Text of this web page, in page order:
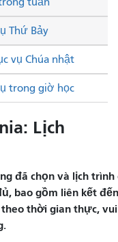
Thứ Bảy
vụ Chúa nhật
trong giờ học
Lịch
đã chọn và lịch
bao gồm liên kết
thời gian thực,